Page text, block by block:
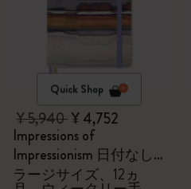
Quick Shop
¥ 5,940¥ 4,752
Impressions of
Impressionism 日付なし
ダイアリー/手帳
ラージサイズ、12ヵ